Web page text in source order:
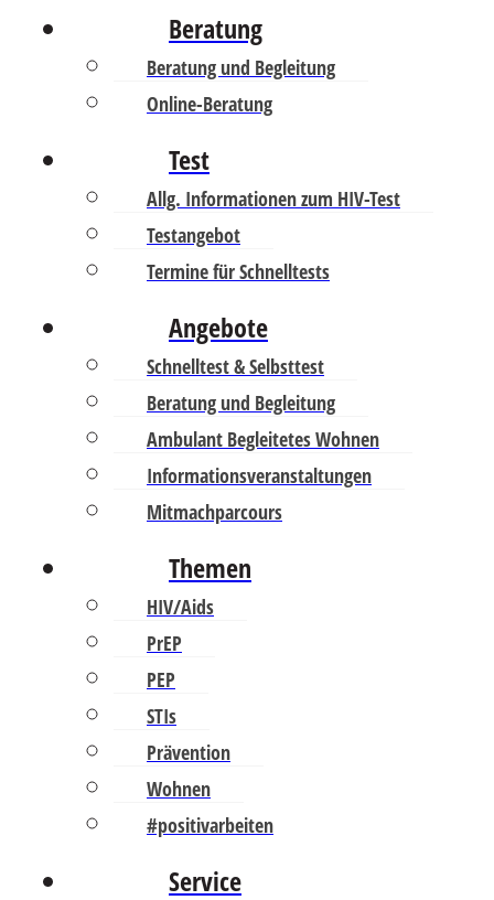
Beratung
Beratung und Begleitung
Online-Beratung
Test
Allg. Informationen zum HIV-Test
Testangebot
Termine für Schnelltests
Angebote
Schnelltest & Selbsttest
Beratung und Begleitung
Ambulant Begleitetes Wohnen
Informationsveranstaltungen
Mitmachparcours
Themen
HIV/Aids
PrEP
PEP
STIs
Prävention
Wohnen
#positivarbeiten
Service